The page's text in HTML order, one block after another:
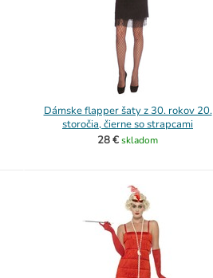
Dámske flapper šaty z 30. rokov 20.
storočia, čierne so strapcami
28 €skladom